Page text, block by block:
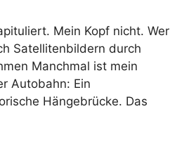
Mein Kopf nicht. Wer
Satellitenbildern durch
Manchmal ist mein
Autobahn: Ein
Hängebrücke. Das